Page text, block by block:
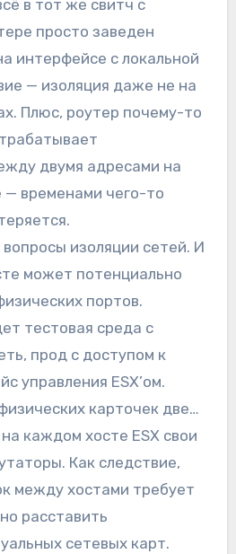
в тот же свитч с
просто заведен
интерфейсе с локальной
— изоляция даже не на
Плюс, роутер почему-то
двумя адресами на
временами чего-то
изоляции сетей. И
может потенциально
портов.
тестовая среда с
прод с доступом к
управления ESX’ом.
карточек две…
каждом хосте ESX свои
Как следствие,
между хостами требует
расставить
сетевых карт.